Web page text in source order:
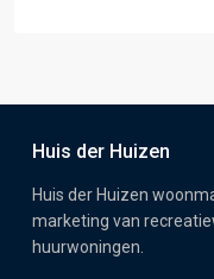
Huis der Huizen
Huis der Huizen
marketing van
huurwoningen.